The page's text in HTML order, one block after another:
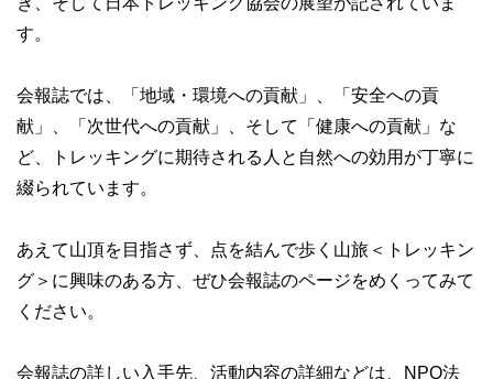
す。
会報誌では、「地域・環境への貢献」、「安全への貢
献」、「次世代への貢献」、そして「健康への貢献」な
ど、トレッキングに期待される人と自然への効用が丁寧に
綴られています。
あえて山頂を目指さず、点を結んで歩く山旅＜トレッキン
グ＞に興味のある方、ぜひ会報誌のページをめくってみて
ください。
会報誌の詳しい入手先、活動内容の詳細などは、NPO法